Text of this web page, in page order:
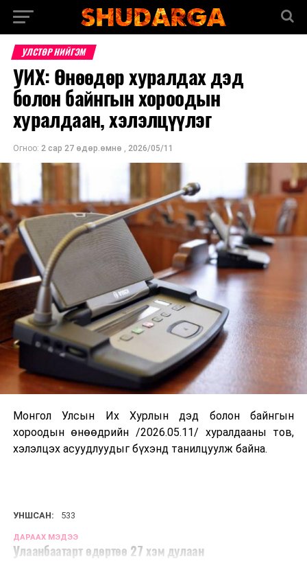
УЛСТӨР НИЙГЭМ
УИХ: Өнөөдөр хуралдах дэд
болон байнгын хороодын
хуралдаан, хэлэлцүүлэг
Огноо: 2 сар 27 өдөр.өмнө , 2026/05/11
Монгол Улсын Их Хурлын дэд болон байнгын
хороодын өнөөдрийн /2026.05.11/ хуралдааны тов,
хэлэлцэх асуудлуудыг бүхэнд танилцуулж байна.
УНШСАН: 533
ДАРААХ МЭДЭЭ
Улаанбаатарт өдөртөө 27 хэм дулаан